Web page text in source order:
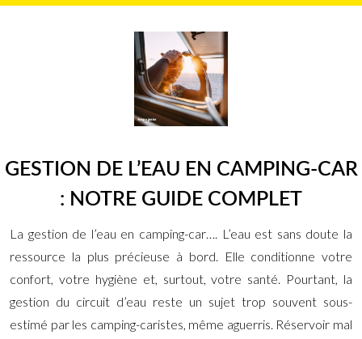
GESTION DE L’EAU EN CAMPING-CAR
: NOTRE GUIDE COMPLET
La gestion de l’eau en camping-car…. L’eau est sans doute la
ressource la plus précieuse à bord. Elle conditionne votre
confort, votre hygiène et, surtout, votre santé. Pourtant, la
gestion du circuit d’eau reste un sujet trop souvent sous-
estimé par les camping-caristes, même aguerris. Réservoir mal